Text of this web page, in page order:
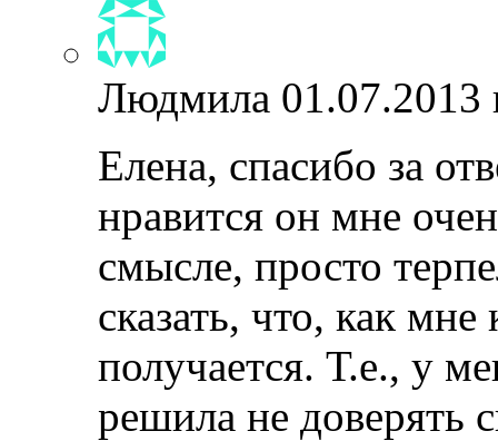
Людмила 01.07.2013
Елена, спасибо за
нравится он мне
смысле, просто
сказать, что, как
получается. Т.е., у
решила не доверять